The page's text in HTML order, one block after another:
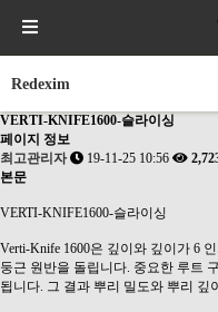
Redexim
VERTI-KNIFE1600-슬라이싱
페이지 정보
최고관리자
19-11-25 10:56
본문
VERTI-KNIFE1600-슬라이싱
Verti-Knife 1600은 깊이와 깊이가 6
둥근 원반을 돌립니다. 중요한 루트
됩니다. 그 결과 뿌리 밀도와 뿌리 깊